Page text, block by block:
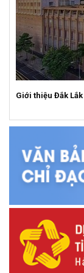
Giới thiệu Đắk Lắk